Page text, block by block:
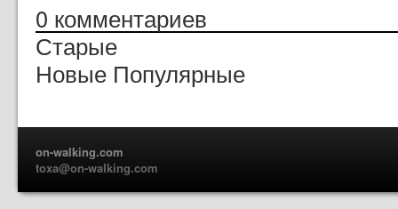
0 комментариев
Старые
Новые Популярные
on-walking.com
toxa@on-walking.com